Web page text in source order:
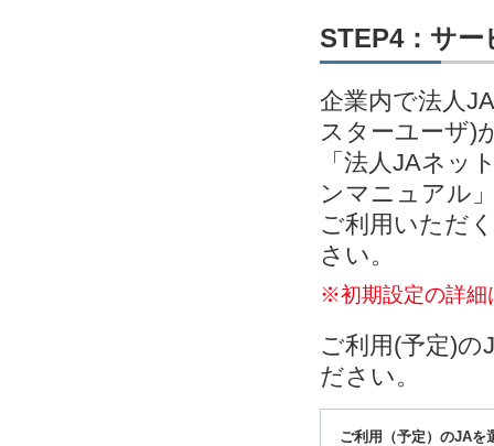
STEP4：サー
企業内で法人
スターユーザ)
「法人JAネッ
ンマニュアル
ご利用いただ
さい。
※初期設定の詳細
ご利用(予定)
ださい。
ご利用（予定）のJAを